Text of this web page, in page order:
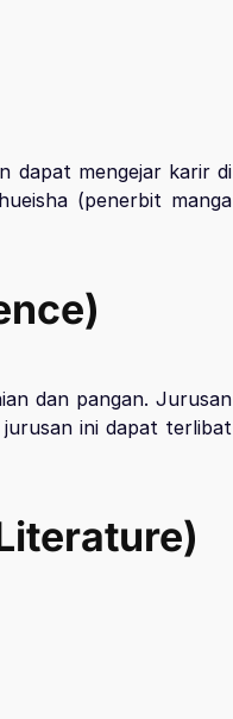
dapat mengejar karir di
(penerbit manga
dan pangan. Jurusan
jurusan ini dapat terlibat